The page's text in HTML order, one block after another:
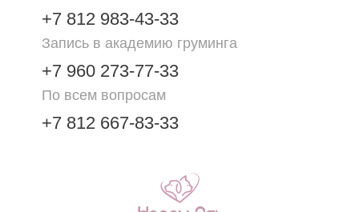
+7 812 983-43-33
Запись в академию груминга
+7 960 273-77-33
По всем вопросам
+7 812 667-83-33